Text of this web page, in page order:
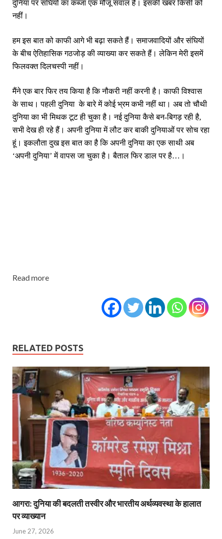
दुनिया पर संघियों का कब्‍जा एक मौजूं सवाल है। इसकी खबर किसी को
नहीं।
हम इस बात को काफी आगे भी बढ़ा सकते हैं। समाजवादियों और संघियों
के बीच ऐतिहासिक गठजोड़ की व्‍याख्‍या कर सकते हैं। लेकिन मेरी इसमें
फिलवक्‍त दिलचस्‍पी नहीं।
मैंने एक बार फिर तय किया है कि नौकरी नहीं करनी है। काफी विश्‍वास
के साथ। पहली दुनिया के बारे में कोई भ्रम कभी नहीं था। अब तो चौथी
दुनिया का भी मिथक टूट ही चुका है। नई दुनिया कैसे बन-बिगड़ रही है,
सभी देख ही रहे हैं। अपनी दुनिया में लौट कर बाकी दुनियाओं पर सोच रहा
हूं। इकलौता दुख इस बात का है कि अपनी दुनिया का एक साथी अब
‘अपनी दुनिया’ में वापस जा चुका है। बैताल फिर डाल पर है…।
Read more
RELATED POSTS
आगरा: दुनिया की बदलती तस्वीर और भारतीय अर्थव्यवस्था के हालात
पर व्याख्यान
June 27, 2026